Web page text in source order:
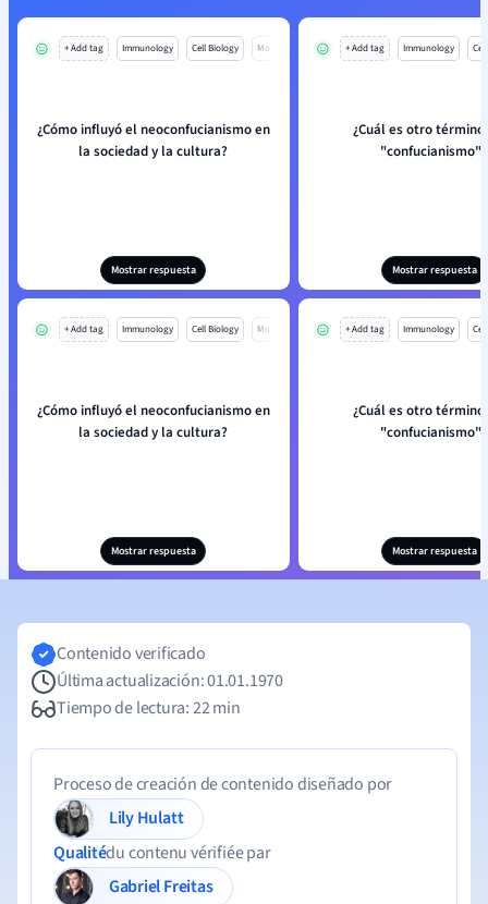
+ Add tag Immunology Cell Biology Mo
¿Cómo influyó el neoconfucianismo en
la sociedad y la cultura?
Mostrar respuesta
+ Add tag Immunology
¿Cuál es otro
"confucianismo"?
Mostrar respuesta
+ Add tag Immunology Cell Biology Mo
¿Cómo influyó el neoconfucianismo en
la sociedad y la cultura?
Mostrar respuesta
+ Add tag Immunology
¿Cuál es otro
"confucianismo"?
Mostrar respuesta
Contenido verificado
Última actualización: 01.01.1970
Tiempo de lectura: 22 min
Proceso de creación de contenido diseñado por
Lily Hulatt
Qualitédu contenu vérifiée par
Gabriel Freitas